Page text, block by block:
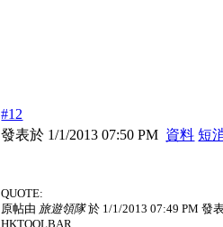
#12
發表於 1/1/2013 07:50 PM 資料 短
QUOTE:
原帖由 旅遊領隊於 1/1/2013 07:49 PM 發
HKTOOLBAR